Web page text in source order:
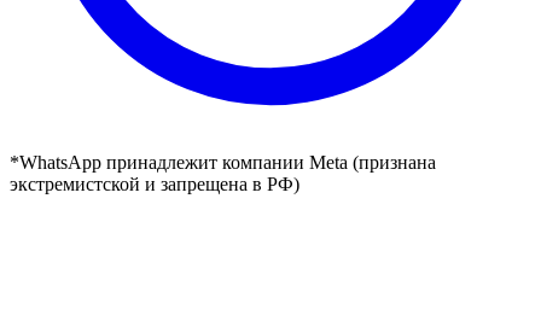
*WhatsApp принадлежит компании Meta (признана
экстремистской и запрещена в РФ)